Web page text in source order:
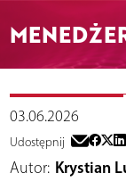
03.06.2026
Udostępnij
Autor: Krystian